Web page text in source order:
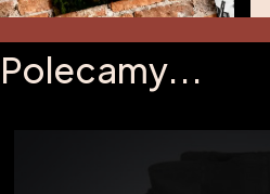
Polecamy...